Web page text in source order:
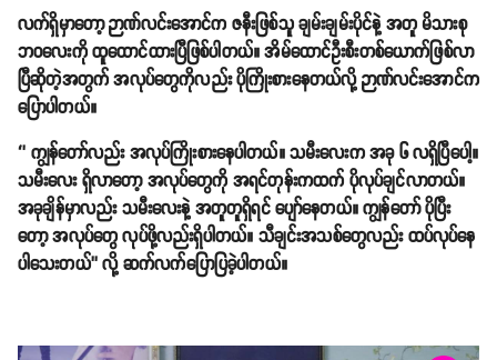
လက်ရှိမှာတော့ ဉာဏ်လင်းအောင်က ဇနီးဖြစ်သူ ချမ်းချမ်းပိုင်နဲ့ အတူ မိသားစု
ဘဝလေးကို ထူထောင်ထားပြီဖြစ်ပါတယ်။ အိမ်ထောင်ဦးစီးတစ်ယောက်ဖြစ်လာ
ပြီဆိုတဲ့အတွက် အလုပ်တွေကိုလည်း ပိုကြိုးစားနေတယ်လို့ ဉာဏ်လင်းအောင်က
ပြောပါတယ်။
‘’ ကျွန်တော်လည်း အလုပ်ကြိုးစားနေပါတယ်။ သမီးလေးက အခု ၆ လရှိပြီပေါ့။
သမီးလေး ရှိလာတော့ အလုပ်တွေကို အရင်တုန်းကထက် ပိုလုပ်ချင်လာတယ်။
အခုချိန်မှာလည်း သမီးလေးနဲ့ အတူတူရှိရင် ပျော်နေတယ်။ ကျွန်တော် ပိုပြီး
တော့ အလုပ်တွေ လုပ်ဖို့လည်းရှိပါတယ်။ သီချင်းအသစ်တွေလည်း ထပ်လုပ်နေ
ပါသေးတယ်’’ လို့ ဆက်လက်ပြောပြခဲ့ပါတယ်။